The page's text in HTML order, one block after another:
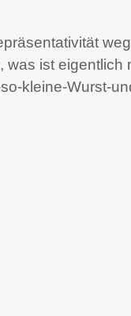
ist eigentlich
kleine-Wurst-